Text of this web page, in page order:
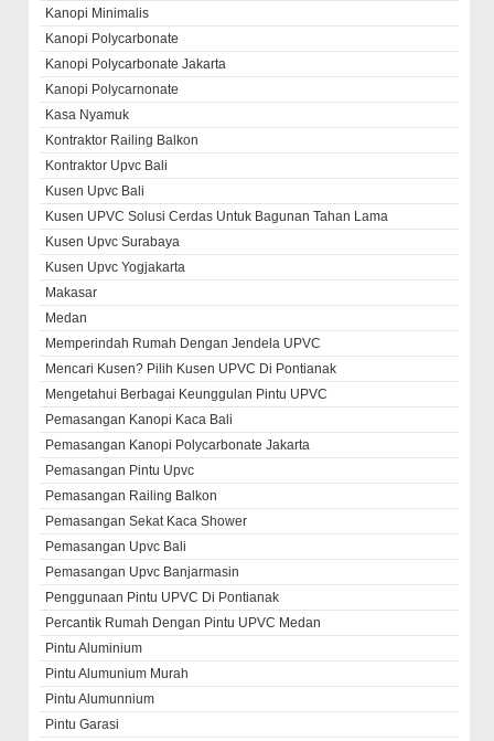
Kanopi Minimalis
Kanopi Polycarbonate
Kanopi Polycarbonate Jakarta
Kanopi Polycarnonate
Kasa Nyamuk
Kontraktor Railing Balkon
Kontraktor Upvc Bali
Kusen Upvc Bali
Kusen UPVC Solusi Cerdas Untuk Bagunan Tahan Lama
Kusen Upvc Surabaya
Kusen Upvc Yogjakarta
Makasar
Medan
Memperindah Rumah Dengan Jendela UPVC
Mencari Kusen? Pilih Kusen UPVC Di Pontianak
Mengetahui Berbagai Keunggulan Pintu UPVC
Pemasangan Kanopi Kaca Bali
Pemasangan Kanopi Polycarbonate Jakarta
Pemasangan Pintu Upvc
Pemasangan Railing Balkon
Pemasangan Sekat Kaca Shower
Pemasangan Upvc Bali
Pemasangan Upvc Banjarmasin
Penggunaan Pintu UPVC Di Pontianak
Percantik Rumah Dengan Pintu UPVC Medan
Pintu Aluminium
Pintu Alumunium Murah
Pintu Alumunnium
Pintu Garasi